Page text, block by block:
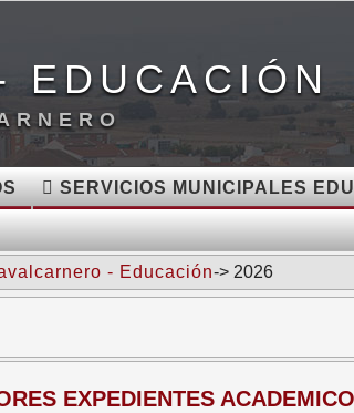
EDUCACIÓN
SERVICIOS MUNICIPALES
- Educación-> 2026
EXPEDIENTES